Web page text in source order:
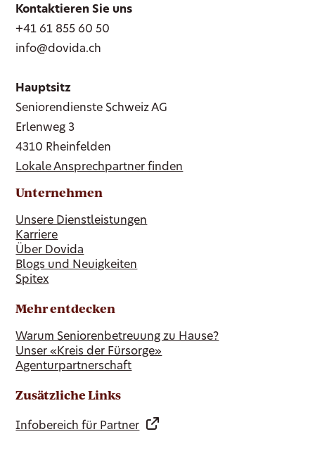
Kontaktieren Sie uns
+41 61 855 60 50
info@dovida.ch
Hauptsitz
Seniorendienste Schweiz AG
Erlenweg 3
4310 Rheinfelden
Lokale Ansprechpartner finden
Unternehmen
Unsere Dienstleistungen
Karriere
Über Dovida
Blogs und Neuigkeiten
Spitex
Mehr entdecken
Warum Seniorenbetreuung zu Hause?
Unser «Kreis der Fürsorge»
Agenturpartnerschaft
Zusätzliche Links
Infobereich für Partner